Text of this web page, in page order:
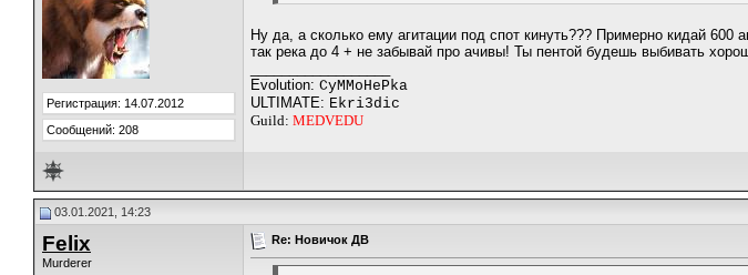
Регистрация: 14.07.2012
Сообщений: 208
Ну да, а сколько ему агитации под спот кинуть??? Примерно кидай
так река до 4 + не забывай про ачивы! Ты пентой будешь выбивать
Evolution: CyMMoHePka
ULTIMATE: Ekri3dic
Guild: MEDVEDU
03.01.2021, 14:23
Felix
Murderer
Re: Новичок ДВ